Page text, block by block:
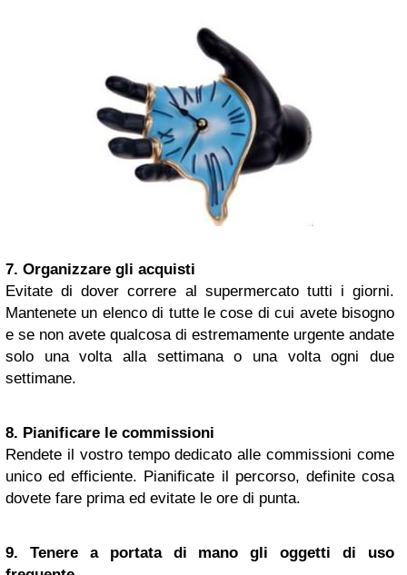
7. Organizzare gli acquisti
Evitate di dover correre al supermercato tutti i giorni.
Mantenete un elenco di tutte le cose di cui avete bisogno
e se non avete qualcosa di estremamente urgente andate
solo una volta alla settimana o una volta ogni due
settimane.
8. Pianificare le commissioni
Rendete il vostro tempo dedicato alle commissioni come
unico ed efficiente. Pianificate il percorso, definite cosa
dovete fare prima ed evitate le ore di punta.
9. Tenere a portata di mano gli oggetti di uso